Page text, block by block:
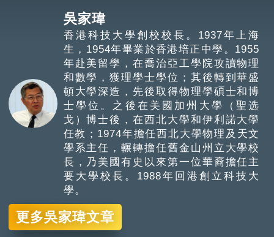
吳家瑋
香港科技大學創校校長。1937年上海
生，1954年畢業於香港培正中學。1955
年赴美留學，在喬治亞工學院攻讀物理
和數學，獲理學士學位；其後轉到華盛
頓大學深造，先後取得物理學碩士和博
士學位。之後在美國加州大學（聖选
戈）博士後，在西北大學和伊利諾大學
任教；1974年擔任西北大學物理及天文
學系主任，輾轉擔任舊金山州立大學校
長，乃美國有史以來第一位華裔擔任主
要大學校長。1988年回港創立科技大
學。
更多吳家瑋文章